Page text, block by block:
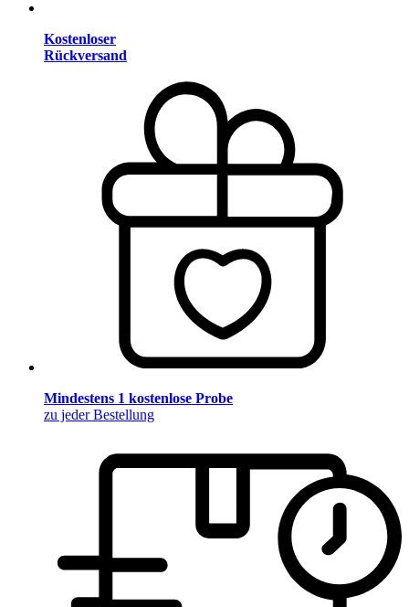
Kostenloser
Rückversand
Mindestens 1 kostenlose Probe
zu jeder Bestellung